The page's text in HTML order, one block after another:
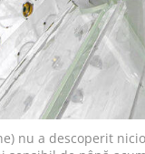
nu a descoperit